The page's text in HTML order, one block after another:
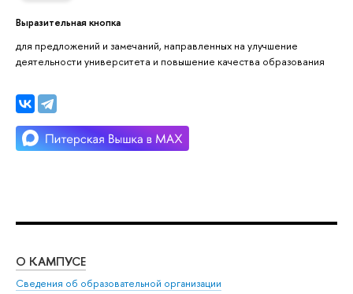
Выразительная кнопка
для предложений и замечаний, направленных на улучшение
деятельности университета и повышение качества образования
О КАМПУСЕ
Сведения об образовательной организации